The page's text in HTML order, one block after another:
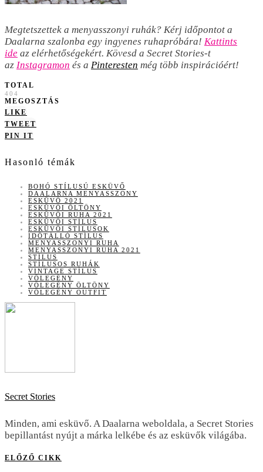
Megtetszettek a menyasszonyi ruhák? Kérj időpontot a
Daalarna szalonba egy ingyenes ruhapróbára! Kattints
ide az elérhetőségekért. Kövesd a Secret Stories-t
az Instagramon és a Pinteresten még több inspirációért!
TOTAL
404
MEGOSZTÁS
LIKE
TWEET
PIN IT
Hasonló témák
BOHÓ STÍLUSÚ ESKÜVŐ
DAALARNA MENYASSZONY
ESKÜVŐ 2021
ESKÜVŐI ÖLTÖNY
ESKÜVŐI RUHA 2021
ESKÜVŐI STÍLUS
ESKÜVŐI STÍLUSOK
IDŐTÁLLÓ STÍLUS
MENYASSZONYI RUHA
MENYASSZONYI RUHA 2021
STÍLUS
STÍLUSOS RUHÁK
VINTAGE STÍLUS
VŐLEGÉNY
VŐLEGÉNY ÖLTÖNY
VŐLEGÉNY OUTFIT
Secret Stories
Minden, ami esküvő. A Daalarna weboldala, a Secret Stories
bepillantást nyújt a márka lelkébe és az esküvők világába.
ELŐZŐ CIKK